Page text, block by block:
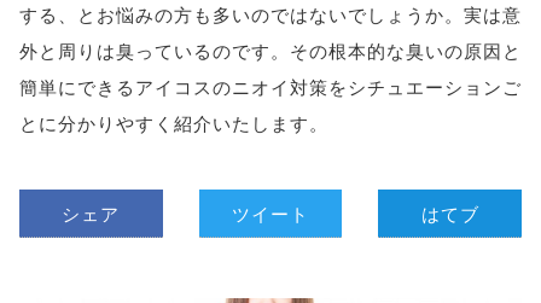
する、とお悩みの方も多いのではないでしょうか。実は意
外と周りは臭っているのです。その根本的な臭いの原因と
簡単にできるアイコスのニオイ対策をシチュエーションご
とに分かりやすく紹介いたします。
シェア ツイート はてブ